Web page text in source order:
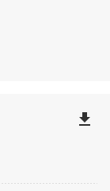
file_download